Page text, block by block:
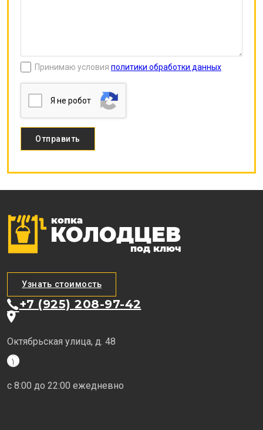
Принимаю условия политики обработки данных
Я нe poбoт
Узнать стоимость
+7 (925) 208-97-42
Октябрьская улица, д. 48
с 8:00 до 22:00 ежедневно